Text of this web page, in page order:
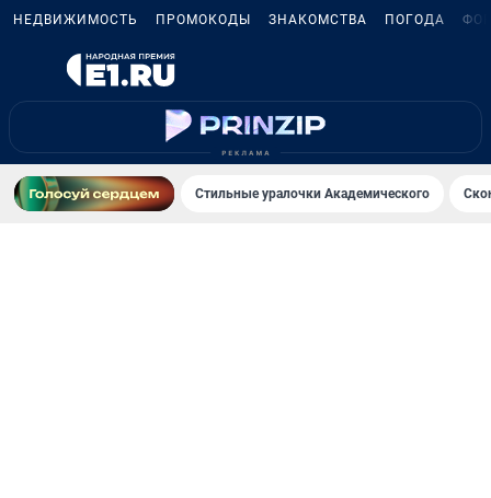
НЕДВИЖИМОСТЬ ПРОМОКОДЫ ЗНАКОМСТВА ПОГОДА
Стильные уралочки Академического